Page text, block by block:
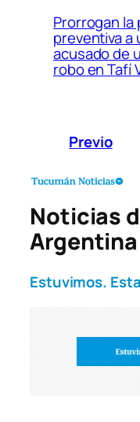
Prorrogan la
preventiva a
acusado de
robo en Tafí
Previo
Noticias
Estuvimos.